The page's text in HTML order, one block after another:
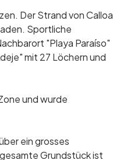
Der Strand von Calloa
Sportliche
"Playa Paraíso"
mit 27 Löchern und
und wurde
ein grosses
Grundstück ist